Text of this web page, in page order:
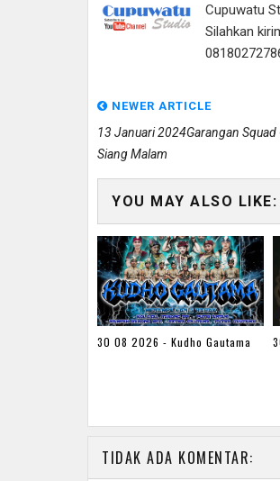
Cupuwatu
Silahkan
NEWER ARTICLE
13 Januari 2024Garangan Squad
Siang Malam
YOU MAY ALSO LIKE:
30 08 2026 - Kudho Gautama
TIDAK ADA KOMENTAR: